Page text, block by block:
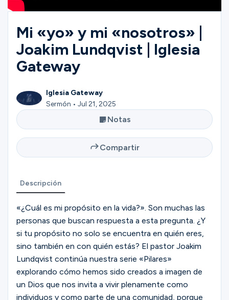
Conectar
Grupos
Español
Mi «yo» y mi «nosotros» |
Joakim Lundqvist | Iglesia
Gateway
Iglesia Gateway
Sermón • Jul 21, 2025
Notas
Compartir
Descripción
«¿Cuál es mi propósito en la vida?». Son muchas las
personas que buscan respuesta a esta pregunta. ¿Y
si tu propósito no solo se encuentra en quién eres,
sino también en con quién estás? El pastor Joakim
Lundqvist continúa nuestra serie «Pilares»
explorando cómo hemos sido creados a imagen de
un Dios que nos invita a vivir plenamente como
individuos y como parte de una comunidad, porque